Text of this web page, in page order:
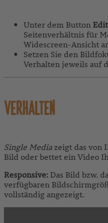
Unter dem Button
Seitenverhältnis für
Widescreen-Ansicht
Setzen Sie den
Verhalten jeweils auf
VERHALTEN
Single Media zeigt das von
Bild oder bettet ein Video
Responsive: Das Bild bzw.
verfügbaren
vollständig angezeigt.